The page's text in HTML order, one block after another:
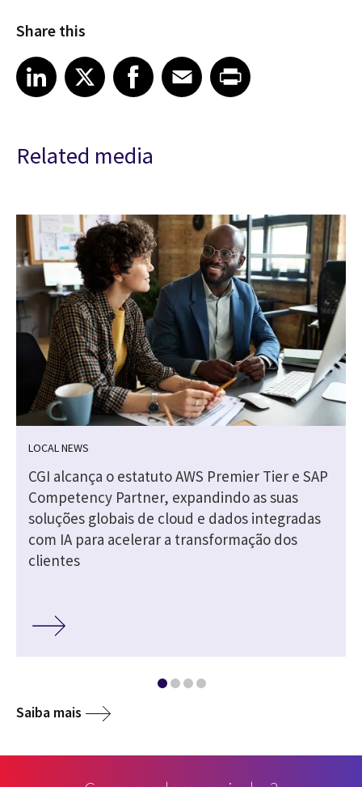
Share this
Share article on LinkedIn
LinkedIn
Share article on XShare article on Facebook
Facebook
Share article on Email
EmailShare article on Print
Related media
LOCAL NEWS
CGI alcança o estatuto AWS Premier Tier e SAP
Competency Partner, expandindo as suas
soluções globais de cloud e dados integradas
com IA para acelerar a transformação dos
clientes
Saiba mais